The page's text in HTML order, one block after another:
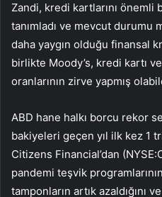
Zandi, kredi kartlarını önemli
tanımladı ve mevcut
daha yaygın olduğu finansal
birlikte Moody’s, kredi kartı
oranlarının zirve yapmış
ABD hane halkı borcu rekor
bakiyeleri geçen yıl ilk kez 1
Citizens Financial’dan
pandemi teşvik
tamponların artık azaldığını